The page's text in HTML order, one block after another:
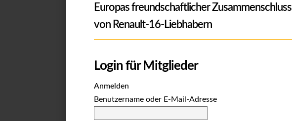
Europas freundschaftlicher Zusammenschluss
von Renault-16-Liebhabern
Login für Mitglieder
Anmelden
Benutzername oder E-Mail-Adresse